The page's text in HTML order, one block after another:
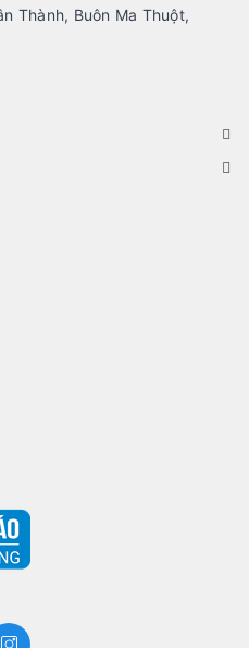
Thành, Buôn Ma Thuột,